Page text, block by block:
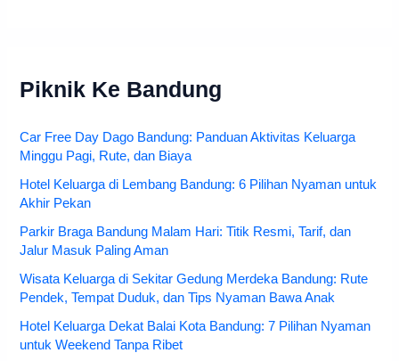
Piknik Ke Bandung
Car Free Day Dago Bandung: Panduan Aktivitas Keluarga
Minggu Pagi, Rute, dan Biaya
Hotel Keluarga di Lembang Bandung: 6 Pilihan Nyaman untuk
Akhir Pekan
Parkir Braga Bandung Malam Hari: Titik Resmi, Tarif, dan
Jalur Masuk Paling Aman
Wisata Keluarga di Sekitar Gedung Merdeka Bandung: Rute
Pendek, Tempat Duduk, dan Tips Nyaman Bawa Anak
Hotel Keluarga Dekat Balai Kota Bandung: 7 Pilihan Nyaman
untuk Weekend Tanpa Ribet